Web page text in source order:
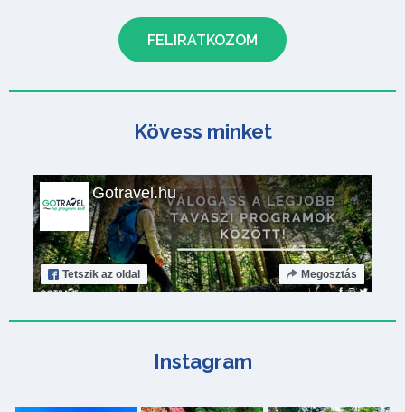
Kövess minket
Gotravel.hu
Tetszik az oldal Megosztás
Instagram